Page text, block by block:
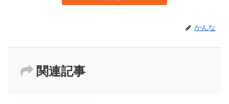
かんな
関連記事